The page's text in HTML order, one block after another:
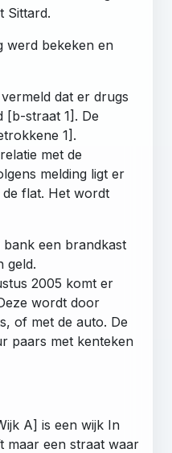
Sittard.
werd bekeken en
dat er drugs
[b-straat 1]. De
1].
met de
melding ligt er
flat. Het wordt
een brandkast
geld.
2005 komt er
wordt door
of met de auto. De
paars met kenteken
A] is een wijk In
maar een straat waar